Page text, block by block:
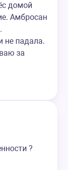
домой
Амбросан
не падала.
за
?